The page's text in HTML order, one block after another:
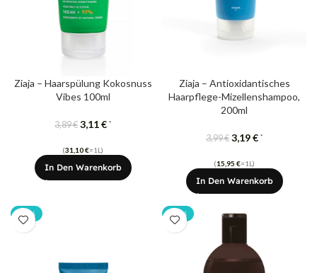
Ziaja – Haarspülung Kokosnuss
Vibes 100ml
3,89€ 3,11€ *
(31,10€=1L)
In Den Warenkorb
Ziaja – Antioxidantisches
Haarpflege-Mizellenshampoo,
200ml
3,99€ 3,19€ *
(15,95 €=1L)
In Den Warenkorb
-20% -20%